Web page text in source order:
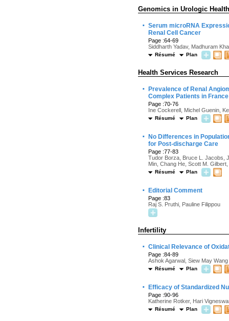
Genomics in Urologic
· Serum microRNA
Renal Cell Cancer
Page :64-69
Siddharth Yadav, Madhuram
Résumé Plan
Health Services Research
·
Prevalence of Renal
Complex Patients in
Page :70-76
Ine Cockerell, Michel Guenin,
Résumé Plan
·
No Differences in
for Post-discharge Care
Page :77-83
Tudor Borza, Bruce L. Jacobs,
Min, Chang He, Scott M.
Résumé Plan
· Editorial Comment
Page :83
Raj S. Pruthi, Pauline Filippou
Infertility
· Clinical Relevance of
Page :84-89
Ashok Agarwal, Siew May Wang
Résumé Plan
· Efficacy of Standardized
Page :90-96
Katherine Rotker, Hari
Résumé Plan